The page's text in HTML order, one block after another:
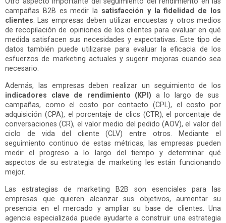
campañas B2B es medir la satisfacción y la fidelidad de los
clientes . Las empresas deben utilizar encuestas y otros medios
de recopilación de opiniones de los clientes para evaluar en qué
medida satisfacen sus necesidades y expectativas. Este tipo de
datos también puede utilizarse para evaluar la eficacia de los
esfuerzos de marketing actuales y sugerir mejoras cuando sea
necesario.
Además, las empresas deben realizar un seguimiento de los
indicadores clave de rendimiento (KPI) a lo largo de sus
campañas, como el costo por contacto (CPL), el costo por
adquisición (CPA), el porcentaje de clics (CTR), el porcentaje de
conversaciones (CR), el valor medio del pedido (AOV), el valor del
ciclo de vida del cliente (CLV) entre otros. Mediante el
seguimiento continuo de estas métricas, las empresas pueden
medir el progreso a lo largo del tiempo y determinar qué
aspectos de su estrategia de marketing les están funcionando
mejor.
Las estrategias de marketing B2B son esenciales para las
empresas que quieren alcanzar sus objetivos, aumentar su
presencia en el mercado y ampliar su base de clientes. Una
agencia especializada puede ayudarte a construir una estrategia